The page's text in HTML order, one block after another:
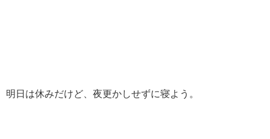
明日は休みだけど、夜更かしせずに寝よう。